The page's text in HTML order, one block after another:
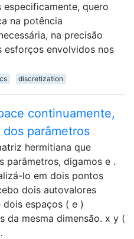
especificamente, quero
na potência
na precisão
esforços envolvidos nos
discretization
continuamente,
parâmetros
hermitiana que
parâmetros, digamos e .
lo em dois pontos
dois autovalores
espaços ( e )
da mesma dimensão. x y (